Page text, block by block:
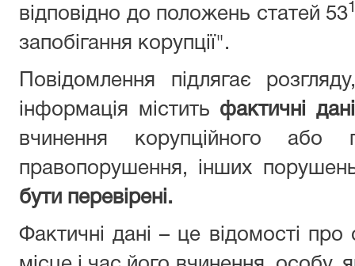
відповідно до положень статей 53
запобігання корупції".
Повідомлення підлягає
інформація містить фактичні
вчинення корупційного або
правопорушення, інших
бути перевірені.
Фактичні дані – це відомості